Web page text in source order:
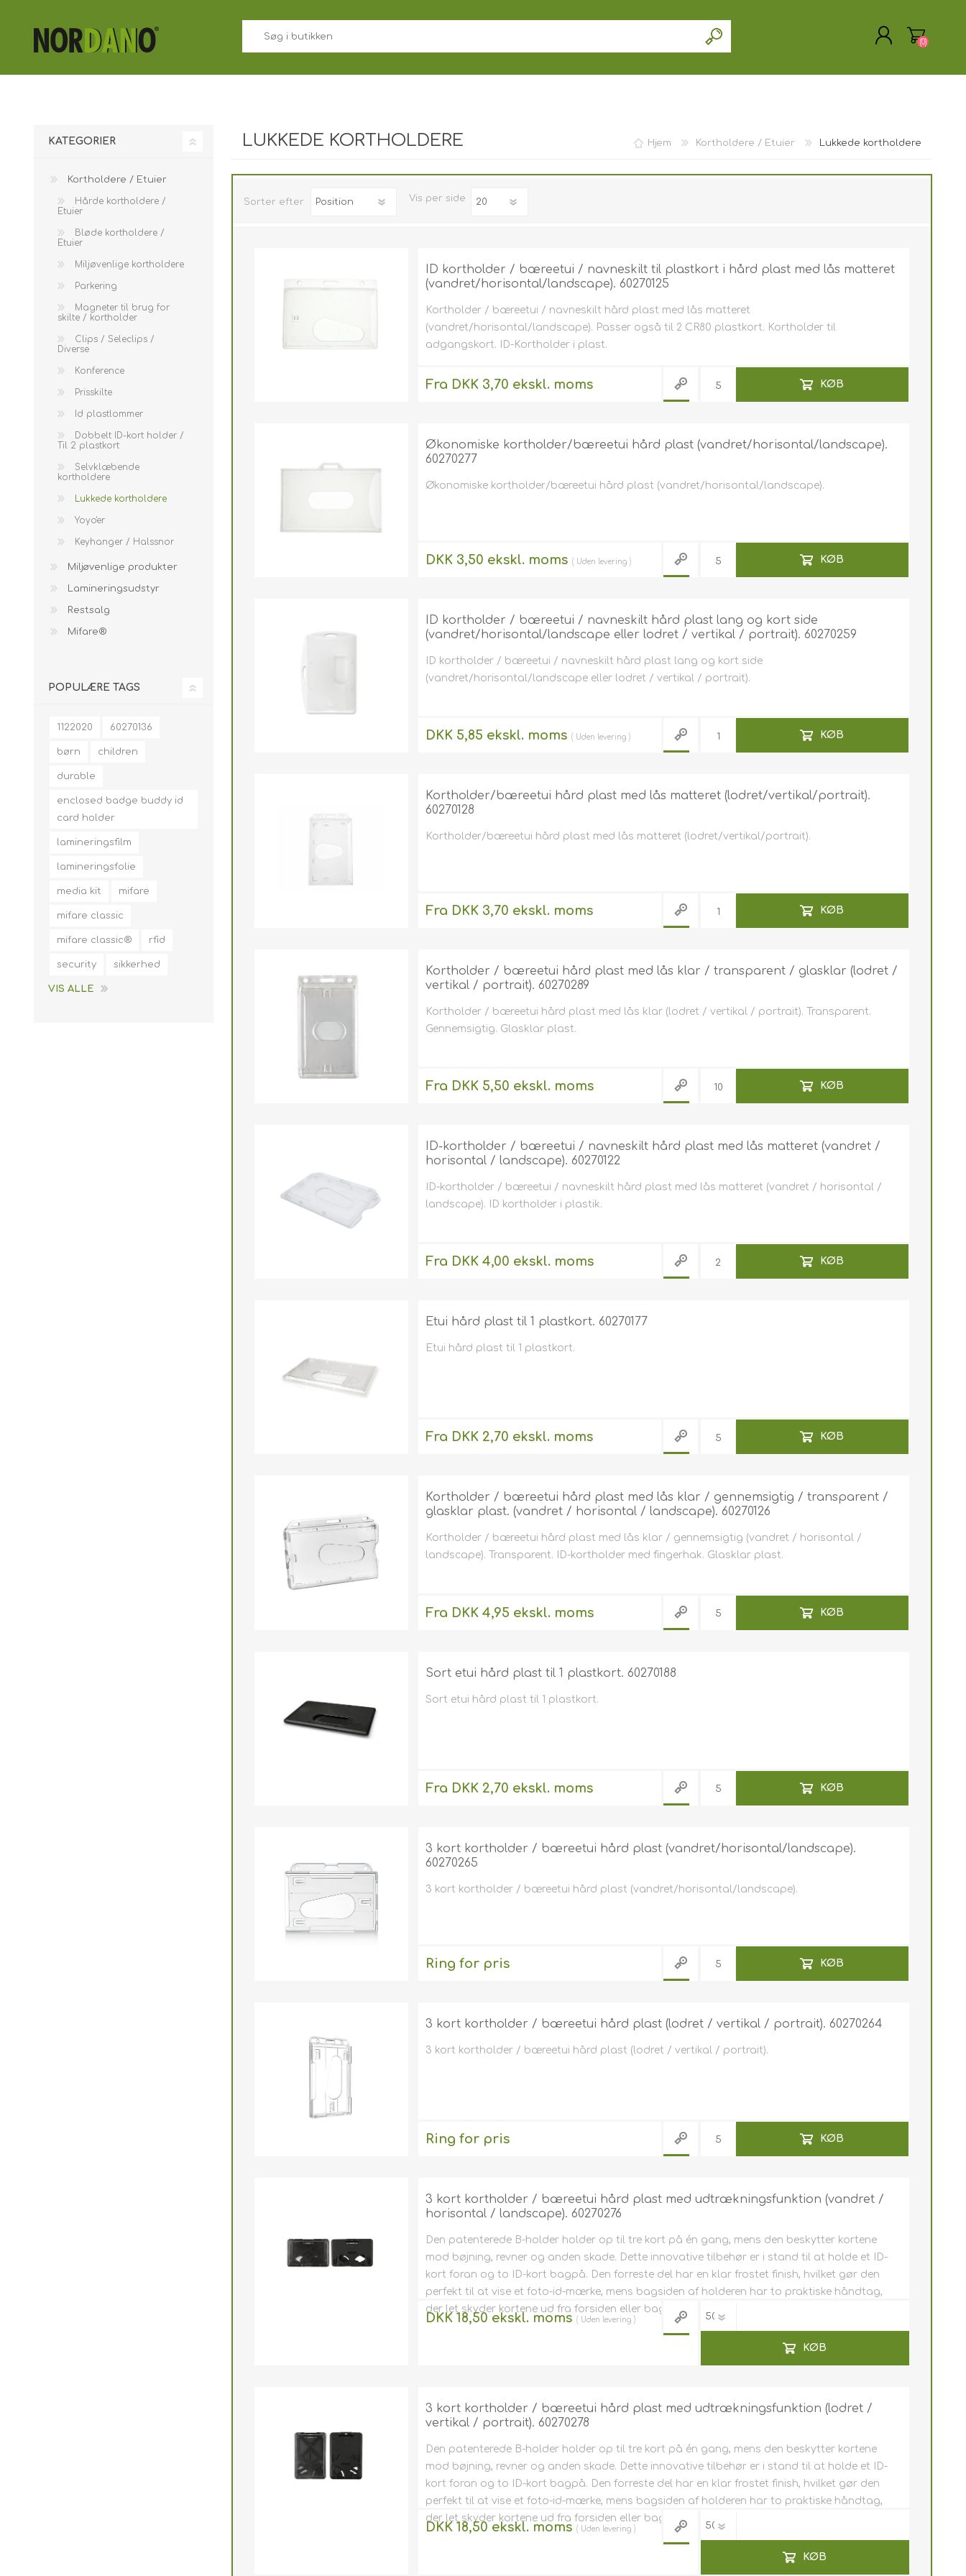
LOGIN
(0)
LUKKEDE KORTHOLDERE Hjem Kortholdere / Etuier Lukkede kortholdere
Sorter efter Vis per side
ID kortholder / bæreetui / navneskilt til plastkort i hård plast med lås matteret
(vandret/horisontal/landscape). 60270125
Kortholder / bæreetui / navneskilt hård plast med lås matteret
(vandret/horisontal/landscape). Passer også til 2 CR80 plastkort. Kortholder til
adgangskort. ID-Kortholder i plast.
Fra DKK 3,70 ekskl. moms KØB
Økonomiske kortholder/bæreetui hård plast (vandret/horisontal/landscape).
60270277
Økonomiske kortholder/bæreetui hård plast (vandret/horisontal/landscape).
DKK 3,50 ekskl. moms Uden levering KØB
ID kortholder / bæreetui / navneskilt hård plast lang og kort side
(vandret/horisontal/landscape eller lodret / vertikal / portrait). 60270259
ID kortholder / bæreetui / navneskilt hård plast lang og kort side
(vandret/horisontal/landscape eller lodret / vertikal / portrait).
DKK 5,85 ekskl. moms Uden levering KØB
Kortholder/bæreetui hård plast med lås matteret (lodret/vertikal/portrait).
60270128
Kortholder/bæreetui hård plast med lås matteret (lodret/vertikal/portrait).
Fra DKK 3,70 ekskl. moms KØB
Kortholder / bæreetui hård plast med lås klar / transparent / glasklar (lodret /
vertikal / portrait). 60270289
Kortholder / bæreetui hård plast med lås klar (lodret / vertikal / portrait). Transparent.
Gennemsigtig. Glasklar plast.
Fra DKK 5,50 ekskl. moms KØB
ID-kortholder / bæreetui / navneskilt hård plast med lås matteret (vandret /
horisontal / landscape). 60270122
ID-kortholder / bæreetui / navneskilt hård plast med lås matteret (vandret / horisontal /
landscape). ID kortholder i plastik.
Fra DKK 4,00 ekskl. moms KØB
Etui hård plast til 1 plastkort. 60270177
Etui hård plast til 1 plastkort.
Fra DKK 2,70 ekskl. moms KØB
Kortholder / bæreetui hård plast med lås klar / gennemsigtig / transparent /
glasklar plast. (vandret / horisontal / landscape). 60270126
Kortholder / bæreetui hård plast med lås klar / gennemsigtig (vandret / horisontal /
landscape). Transparent. ID-kortholder med fingerhak. Glasklar plast.
Fra DKK 4,95 ekskl. moms KØB
Sort etui hård plast til 1 plastkort. 60270188
Sort etui hård plast til 1 plastkort.
Fra DKK 2,70 ekskl. moms KØB
3 kort kortholder / bæreetui hård plast (vandret/horisontal/landscape).
60270265
3 kort kortholder / bæreetui hård plast (vandret/horisontal/landscape).
Ring for pris KØB
3 kort kortholder / bæreetui hård plast (lodret / vertikal / portrait). 60270264
3 kort kortholder / bæreetui hård plast (lodret / vertikal / portrait).
Ring for pris KØB
3 kort kortholder / bæreetui hård plast med udtrækningsfunktion (vandret /
horisontal / landscape). 60270276
Den patenterede B-holder holder op til tre kort på én gang, mens den beskytter kortene
mod bøjning, revner og anden skade. Dette innovative tilbehør er i stand til at holde et ID-
kort foran og to ID-kort bagpå. Den forreste del har en klar frostet finish, hvilket gør den
perfekt til at vise et foto-id-mærke, mens bagsiden af ​​holderen har to praktiske håndtag,
der let skyder kortene ud fra forsiden eller bagsiden.
DKK 18,50 ekskl. moms Uden levering
KØB
3 kort kortholder / bæreetui hård plast med udtrækningsfunktion (lodret /
vertikal / portrait). 60270278
Den patenterede B-holder holder op til tre kort på én gang, mens den beskytter kortene
mod bøjning, revner og anden skade. Dette innovative tilbehør er i stand til at holde et ID-
kort foran og to ID-kort bagpå. Den forreste del har en klar frostet finish, hvilket gør den
perfekt til at vise et foto-id-mærke, mens bagsiden af ​​holderen har to praktiske håndtag,
der let skyder kortene ud fra forsiden eller bagsiden.
DKK 18,50 ekskl. moms Uden levering
KØB
KATEGORIER
Kortholdere / Etuier
Hårde kortholdere /
Etuier
Bløde kortholdere /
Etuier
Miljøvenlige kortholdere
Parkering
Magneter til brug for
skilte / kortholder
Clips / Seleclips /
Diverse
Konference
Prisskilte
Id plastlommer
Dobbelt ID-kort holder /
Til 2 plastkort
Selvklæbende
kortholdere
Lukkede kortholdere
Yoyo'er
Keyhanger / Halssnor
Miljøvenlige produkter
Lamineringsudstyr
Restsalg
Mifare®
POPULÆRE TAGS
1122020 60270136
børn children
durable
enclosed badge buddy id
card holder
lamineringsfilm
lamineringsfolie
media kit mifare
mifare classic
mifare classic® rfid
security sikkerhed
VIS ALLE